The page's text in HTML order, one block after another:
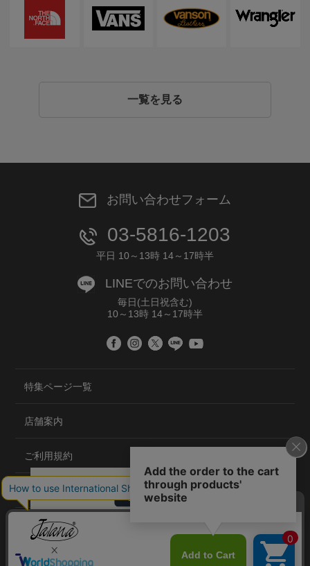
一覧を見る
お問い合わせフォーム
03-5816-1203
平日 10～13時 14～17時半
LINEでのお問い合わせ
毎日(土日祝含む)
10～13時 14～17時半
特集ページ一覧
店舗案内
ご利用規約
プライバシーポリシー
特定商取引法について
会社概要